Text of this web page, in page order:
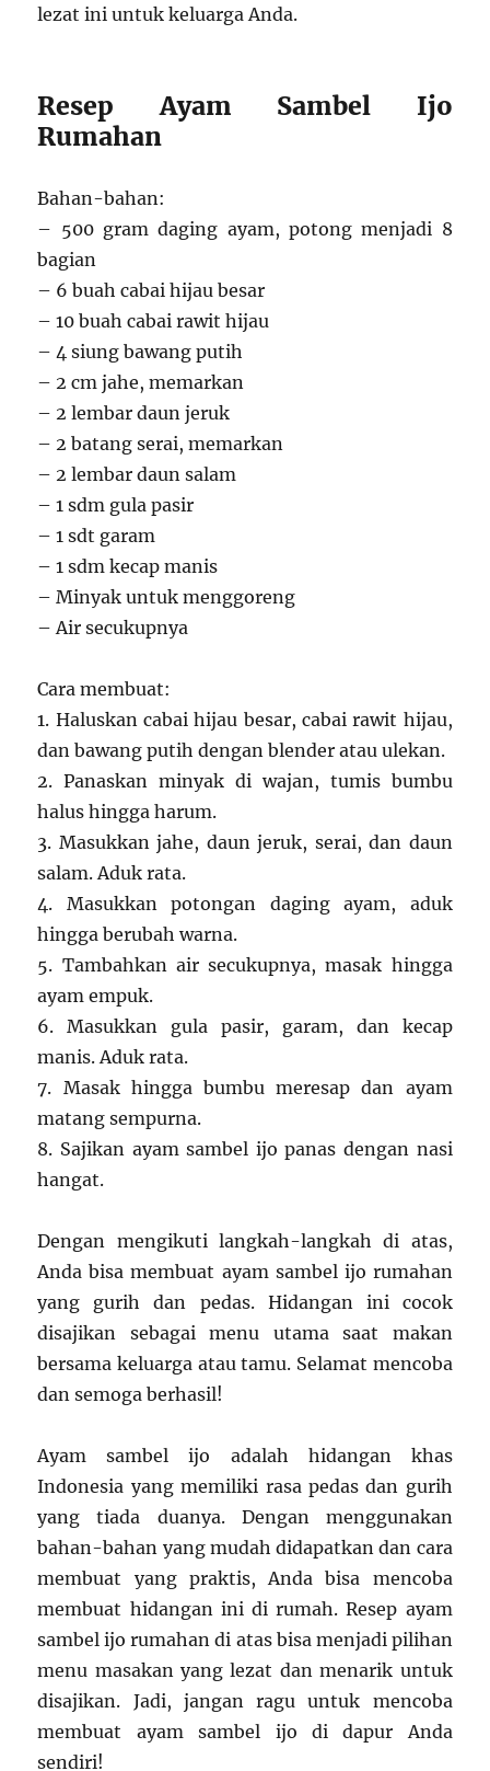
lezat ini untuk keluarga Anda.
Resep Ayam Sambel Ijo
Rumahan
Bahan-bahan:
– 500 gram daging ayam, potong menjadi 8
bagian
– 6 buah cabai hijau besar
– 10 buah cabai rawit hijau
– 4 siung bawang putih
– 2 cm jahe, memarkan
– 2 lembar daun jeruk
– 2 batang serai, memarkan
– 2 lembar daun salam
– 1 sdm gula pasir
– 1 sdt garam
– 1 sdm kecap manis
– Minyak untuk menggoreng
– Air secukupnya
Cara membuat:
1. Haluskan cabai hijau besar, cabai rawit hijau,
dan bawang putih dengan blender atau ulekan.
2. Panaskan minyak di wajan, tumis bumbu
halus hingga harum.
3. Masukkan jahe, daun jeruk, serai, dan daun
salam. Aduk rata.
4. Masukkan potongan daging ayam, aduk
hingga berubah warna.
5. Tambahkan air secukupnya, masak hingga
ayam empuk.
6. Masukkan gula pasir, garam, dan kecap
manis. Aduk rata.
7. Masak hingga bumbu meresap dan ayam
matang sempurna.
8. Sajikan ayam sambel ijo panas dengan nasi
hangat.
Dengan mengikuti langkah-langkah di atas,
Anda bisa membuat ayam sambel ijo rumahan
yang gurih dan pedas. Hidangan ini cocok
disajikan sebagai menu utama saat makan
bersama keluarga atau tamu. Selamat mencoba
dan semoga berhasil!
Ayam sambel ijo adalah hidangan khas
Indonesia yang memiliki rasa pedas dan gurih
yang tiada duanya. Dengan menggunakan
bahan-bahan yang mudah didapatkan dan cara
membuat yang praktis, Anda bisa mencoba
membuat hidangan ini di rumah. Resep ayam
sambel ijo rumahan di atas bisa menjadi pilihan
menu masakan yang lezat dan menarik untuk
disajikan. Jadi, jangan ragu untuk mencoba
membuat ayam sambel ijo di dapur Anda
sendiri!